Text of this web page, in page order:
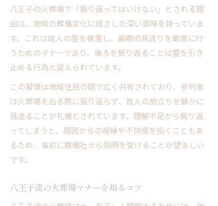
八王子の火葬場で「振り返ってはいけない」とされる理
由は、地域の葬儀文化に根ざした深い意味を持っていま
す。これは故人の霊を尊重し、最期の見送りを厳粛に行
うためのマナーであり、後ろを振り返ることは霊を引き
止める行為と捉えられています。
この習慣は地域住民の間で広く共有されており、参列者
は火葬場を出る際に振り返らず、故人の旅立ちを静かに
見送ることが礼儀とされています。理解不足から振り返
ってしまうと、周囲からの視線や不快感を招くこともあ
るため、事前に葬儀社から説明を受けることが望ましい
です。
八王子流の火葬場マナーを知るコツ